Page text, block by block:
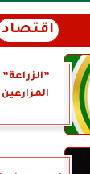
اقتصاد